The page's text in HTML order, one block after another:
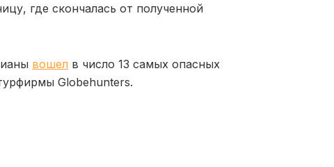
где скончалась от полученной
вошел в число 13 самых опасных
Globehunters.